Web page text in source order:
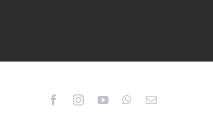
FacebookInstagramYouTubeWhatsApp
Email